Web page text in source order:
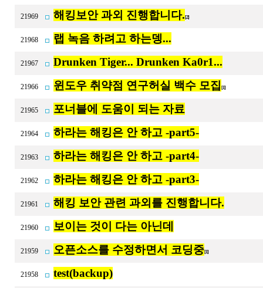
21969 해킹보안 과외 진행합니다. [2]
21968 랩 녹음 하려고 하는뎅...
21967 Drunken Tiger... Drunken Ka0r1...
21966 윈도우 취약점 연구허실 백수 모집 [1]
21965 포너블에 도움이 되는 자료
21964 하라는 해킹은 안 하고 -part5-
21963 하라는 해킹은 안 하고 -part4-
21962 하라는 해킹은 안 하고 -part3-
21961 해킹 보안 관련 과외를 진행합니다.
21960 보이는 것이 다는 아닌데
21959 오픈소스를 수정하면서 코딩중[1]
21958 test(backup)